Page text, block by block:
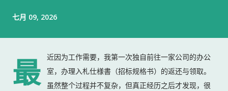
七月 09, 2026
最
近因为工作需要，我第一次独自前往一家公司的办公
室，办理入札仕様書（招标规格书）的返还与领取。
虽然整个过程并不复杂，但真正经历之后才发现，很